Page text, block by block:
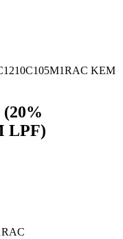
KEM
(20%
LPF)